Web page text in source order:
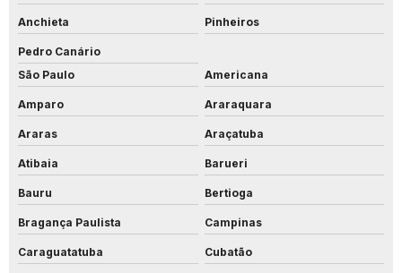
Anchieta Pinheiros
Pedro Canário
São Paulo
Americana
Amparo Araraquara
Araras Araçatuba
Atibaia Barueri
Bauru Bertioga
Bragança Paulista Campinas
Caraguatatuba Cubatão